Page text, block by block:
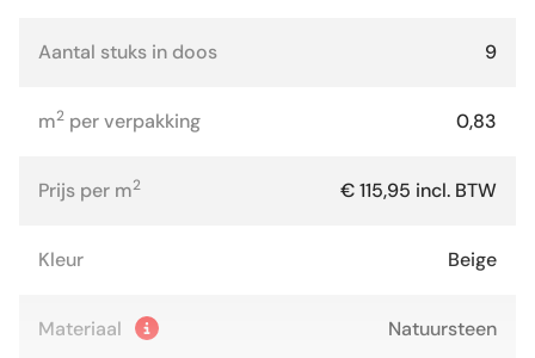
Aantal stuks in doos 9
m2 per verpakking 0,83
Prijs per m2 € 115,95 incl. BTW
Kleur Beige
Materiaal Natuursteen